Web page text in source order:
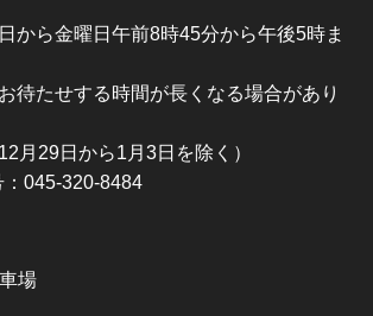
から金曜日午前8時45分から午後5時ま
待たせする時間が長くなる場合があり
月29日から1月3日を除く）
045-320-8484
場